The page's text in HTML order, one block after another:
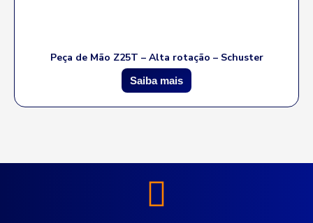
Peça de Mão Z25T – Alta rotação – Schuster
Saiba mais